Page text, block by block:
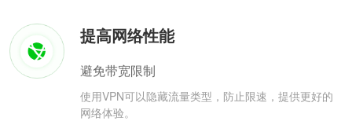
提高网络性能
避免带宽限制
使用VPN可以隐藏流量类型，防止限速，提供更好的
网络体验。